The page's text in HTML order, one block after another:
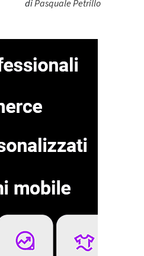
diPasquale Petrillo